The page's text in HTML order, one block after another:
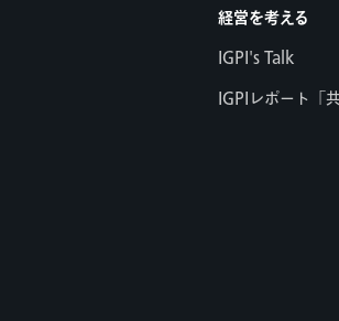
経営を考える
IGPI's Talk
IGPIレポート「共